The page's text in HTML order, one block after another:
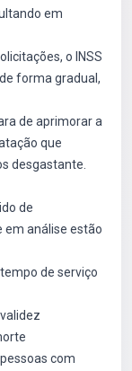
em
o INSS
forma gradual,
de aprimorar a
que
desgastante.
de
em análise estão
de serviço
com